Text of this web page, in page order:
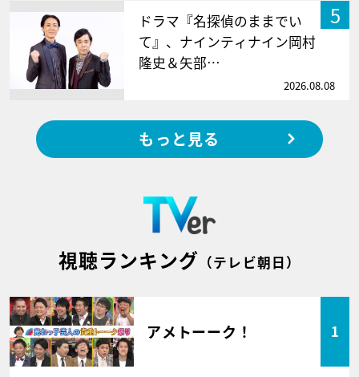
5
ドラマ『名探偵のままでい
て』、ナインティナイン岡村
隆史＆矢部…
2026.08.08
もっと見る
視聴ランキング （テレビ朝日）
アメトーーク！ 1